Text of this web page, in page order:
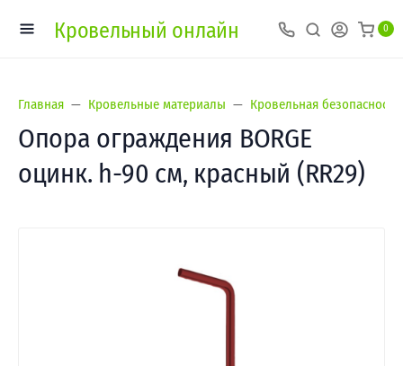
Кровельный онлайн 0
Главная Кровельные материалы Кровельная безопасность
Опора ограждения BORGE
оцинк. h-90 см, красный (RR29)